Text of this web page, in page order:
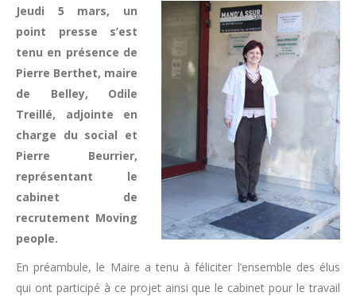
Jeudi 5 mars, un
point presse s’est
tenu en présence de
Pierre Berthet, maire
de Belley, Odile
Treillé, adjointe en
charge du social et
Pierre Beurrier,
représentant le
cabinet de
recrutement Moving
people.
En préambule, le Maire a tenu à féliciter l’ensemble des élus
qui ont participé à ce projet ainsi que le cabinet pour le travail